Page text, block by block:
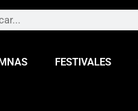
FESTIVALES